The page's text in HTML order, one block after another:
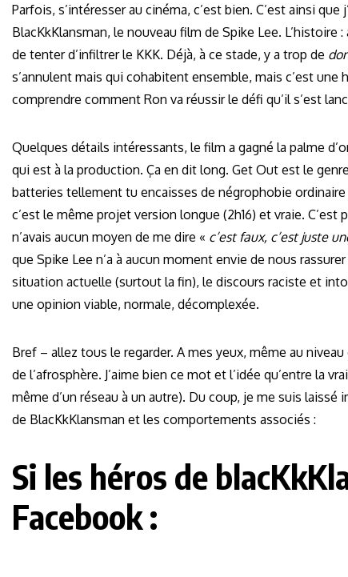
Parfois, s’intéresser au cinéma, c’est bien. C’est ainsi
BlacKkKlansman, le nouveau film de Spike Lee.
de tenter d’infiltrer le KKK. Déjà, à ce stade, y a trop de
s’annulent mais qui cohabitent ensemble, mais c’est une
comprendre comment Ron va réussir le défi qu’il s’est
Quelques détails intéressants, le film a gagné la palme
qui est à la production. Ça en dit long. Get Out est le
batteries tellement tu encaisses de négrophobie
c’est le même projet version longue (2h16) et vraie.
n’avais aucun moyen de me dire « c’est faux, c’est juste
que Spike Lee n’a à aucun moment envie de nous
situation actuelle (surtout la fin), le discours raciste et
une opinion viable, normale, décomplexée.
Bref – allez tous le regarder. A mes yeux, même au
de l’afrosphère. J’aime bien ce mot et l’idée qu’entre la
même d’un réseau à un autre). Du coup, je me suis
de BlacKkKlansman et les comportements associés :
Si les héros de
Facebook :